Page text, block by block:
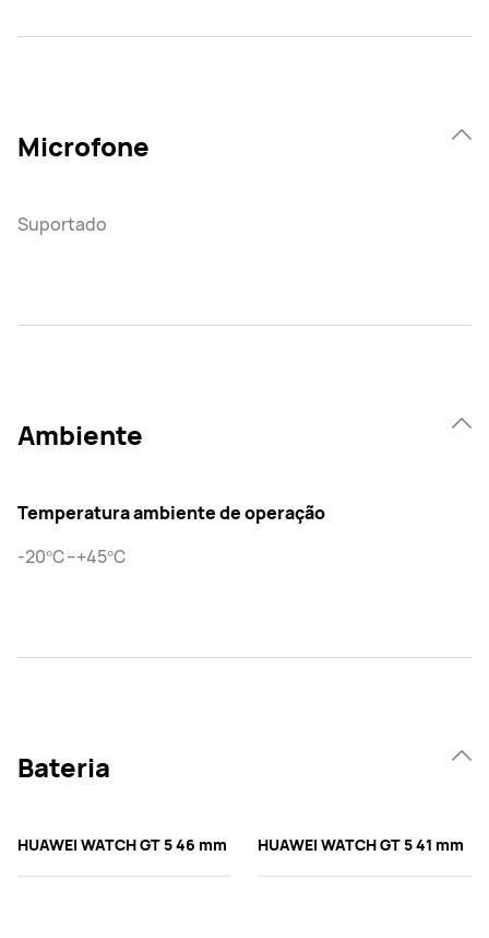
Microfone
Suportado
Ambiente
Temperatura ambiente de operação
-20℃–+45℃
Bateria
HUAWEI WATCH GT 5 46 mm HUAWEI WATCH GT 5 41 mm